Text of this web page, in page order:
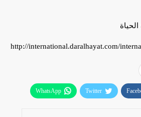
http://international.daralhayat.com/
Twitter
WhatsApp